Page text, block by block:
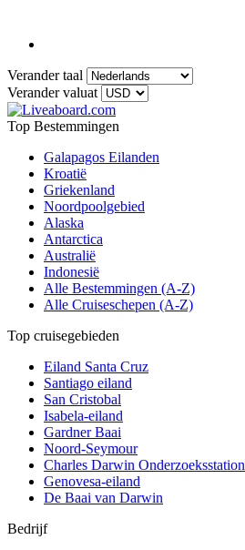
Verander taal
Verander valuat
Top Bestemmingen
Galapagos Eilanden
Kroatië
Griekenland
Noordpoolgebied
Alaska
Antarctica
Australië
Indonesië
Alle Bestemmingen (A-Z)
Alle Cruiseschepen (A-Z)
Top cruisegebieden
Eiland Santa Cruz
Santiago eiland
San Cristobal
Isabela-eiland
Gardner Baai
Noord-Seymour
Charles Darwin Onderzoeksstation
Genovesa-eiland
De Baai van Darwin
Bedrijf